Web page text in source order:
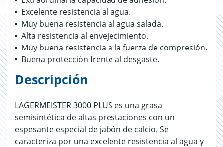
Excelente resistencia al agua.
Muy buena resistencia al agua salada.
Alta resistencia al envejecimiento.
Muy buena resistencia a la fuerza de compresión.
Buena protección frente al desgaste.
Descripción
LAGERMEISTER 3000 PLUS es una grasa
semisintética de altas prestaciones con un
espesante especial de jabón de calcio. Se
caracteriza por una excelente resistencia al agua y